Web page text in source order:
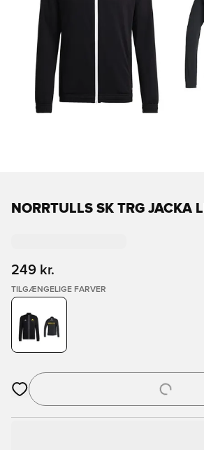
NORRTULLS SK TRG JACKA
249 kr.
TILGÆNGELIGE FARVER
Åbner en Modal til at logge ind eller